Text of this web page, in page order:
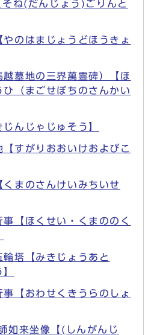
ね(だんじょう)ごりんと
のはまじょうどほうきょ
墓地の三界萬霊碑）【ほ
ひ（まごせぼちのさんかい
んじゃじゅそう】
すがりおおいけおよびこ
まのさんけいみちいせ
【ほくせい・くまののく
塔【みきじょうあと
【おわせくきうらのしょ
如来坐像【(しんがんじ